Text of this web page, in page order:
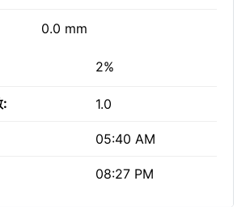
0.0 mm
2%
: 1.0
05:40 AM
08:27 PM